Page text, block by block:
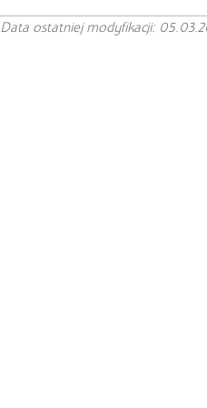
Data ostatniej modyfikacji: